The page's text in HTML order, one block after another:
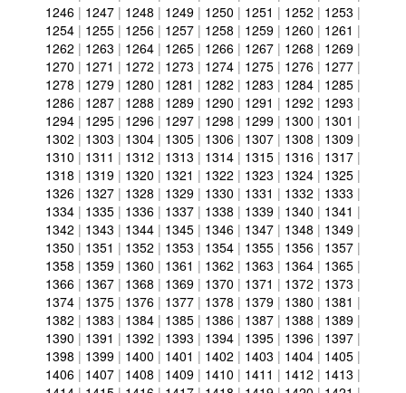
1246 | 1247 | 1248 | 1249 | 1250 | 1251 | 1252 | 1253 |
1254 | 1255 | 1256 | 1257 | 1258 | 1259 | 1260 | 1261 |
1262 | 1263 | 1264 | 1265 | 1266 | 1267 | 1268 | 1269 |
1270 | 1271 | 1272 | 1273 | 1274 | 1275 | 1276 | 1277 |
1278 | 1279 | 1280 | 1281 | 1282 | 1283 | 1284 | 1285 |
1286 | 1287 | 1288 | 1289 | 1290 | 1291 | 1292 | 1293 |
1294 | 1295 | 1296 | 1297 | 1298 | 1299 | 1300 | 1301 |
1302 | 1303 | 1304 | 1305 | 1306 | 1307 | 1308 | 1309 |
1310 | 1311 | 1312 | 1313 | 1314 | 1315 | 1316 | 1317 |
1318 | 1319 | 1320 | 1321 | 1322 | 1323 | 1324 | 1325 |
1326 | 1327 | 1328 | 1329 | 1330 | 1331 | 1332 | 1333 |
1334 | 1335 | 1336 | 1337 | 1338 | 1339 | 1340 | 1341 |
1342 | 1343 | 1344 | 1345 | 1346 | 1347 | 1348 | 1349 |
1350 | 1351 | 1352 | 1353 | 1354 | 1355 | 1356 | 1357 |
1358 | 1359 | 1360 | 1361 | 1362 | 1363 | 1364 | 1365 |
1366 | 1367 | 1368 | 1369 | 1370 | 1371 | 1372 | 1373 |
1374 | 1375 | 1376 | 1377 | 1378 | 1379 | 1380 | 1381 |
1382 | 1383 | 1384 | 1385 | 1386 | 1387 | 1388 | 1389 |
1390 | 1391 | 1392 | 1393 | 1394 | 1395 | 1396 | 1397 |
1398 | 1399 | 1400 | 1401 | 1402 | 1403 | 1404 | 1405 |
1406 | 1407 | 1408 | 1409 | 1410 | 1411 | 1412 | 1413 |